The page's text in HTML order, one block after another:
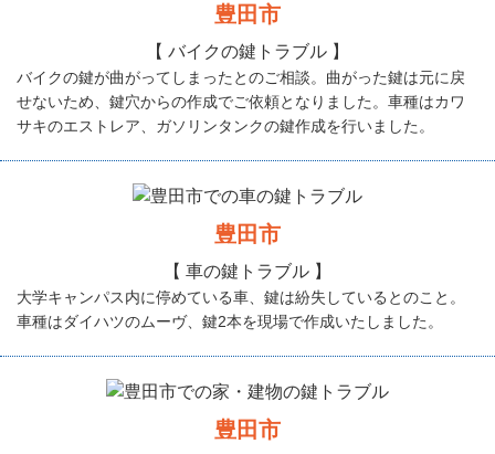
豊田市
【 バイクの鍵トラブル 】
バイクの鍵が曲がってしまったとのご相談。曲がった鍵は元に戻
せないため、鍵穴からの作成でご依頼となりました。車種はカワ
サキのエストレア、ガソリンタンクの鍵作成を行いました。
豊田市
【 車の鍵トラブル 】
大学キャンパス内に停めている車、鍵は紛失しているとのこと。
車種はダイハツのムーヴ、鍵2本を現場で作成いたしました。
豊田市